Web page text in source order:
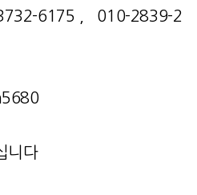
6175 , 010-2839-2
니다